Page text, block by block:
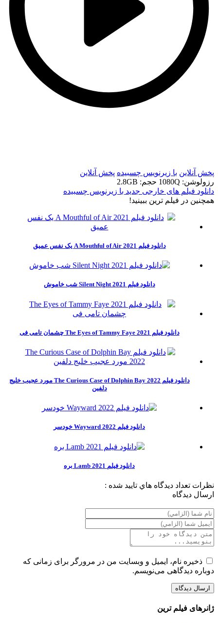
پخش آنلاین با زیرنویس چسبیده پخش آنلاین
رزولوشن: 1080Q
حجم: 2.8GB
دانلود فیلم های خارجی جدید با زیرنویس چسبیده
همچنين در فيلم ترين ببينيد!
دانلود فیلم A Mouthful of Air 2021 یک نفس عمیق
دانلود فیلم Silent Night 2021 شب خاموش
دانلود فیلم The Eyes of Tammy Faye 2021 چشمان تامی فی
دانلود فیلم The Curious Case of Dolphin Bay 2022 مورد عجیب خلیج
دلفین
دانلود فیلم Wayward 2022 خودسر
دانلود فیلم Lamb 2021 بره
نظرات تعداد ديدگاه هاي تاييد شده :
ارسال ديدگاه
ذخیره نام، ایمیل و وبسایت من در مرورگر برای زمانی که
دوباره دیدگاهی می‌نویسم.
ژانرهای فیلم ترین